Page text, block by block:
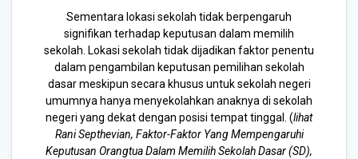
Sementara lokasi sekolah tidak berpengaruh
signifikan terhadap keputusan dalam memilih
sekolah. Lokasi sekolah tidak dijadikan faktor penentu
dalam pengambilan keputusan pemilihan sekolah
dasar meskipun secara khusus untuk sekolah negeri
umumnya hanya menyekolahkan anaknya di sekolah
negeri yang dekat dengan posisi tempat tinggal. (lihat
Rani Septhevian, Faktor-Faktor Yang Mempengaruhi
Keputusan Orangtua Dalam Memilih Sekolah Dasar (SD),